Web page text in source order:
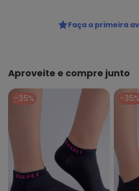
Faça a primeira
Aproveite e compre junto
-35% -35%